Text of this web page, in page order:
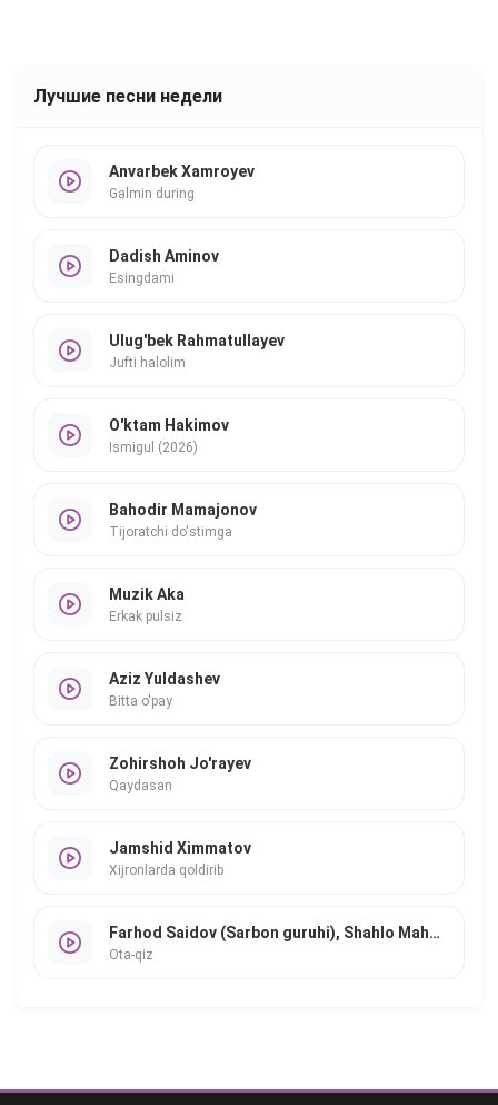
Лучшие песни недели
Anvarbek Xamroyev
Galmin during
Dadish Aminov
Esingdami
Ulug'bek Rahmatullayev
Jufti halolim
O'ktam Hakimov
Ismigul (2026)
Bahodir Mamajonov
Tijoratchi do'stimga
Muzik Aka
Erkak pulsiz
Aziz Yuldashev
Bitta o'pay
Zohirshoh Jo'rayev
Qaydasan
Jamshid Ximmatov
Xijronlarda qoldirib
Farhod Saidov (Sarbon guruhi), Shahlo Mahmudova
Ota-qiz